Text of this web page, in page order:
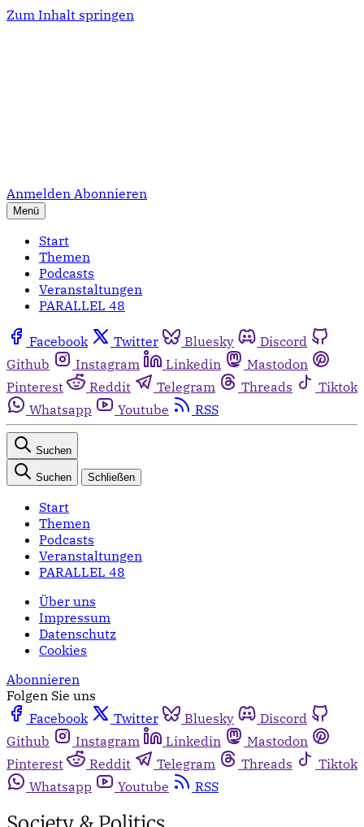
Zum Inhalt springen
Anmelden Abonnieren
Menü
Start
Themen
Podcasts
Veranstaltungen
PARALLEL 48
Facebook Twitter Bluesky
Discord
Github
Instagram Linkedin
Mastodon
Pinterest
Reddit Telegram Threads
Tiktok
Whatsapp
Youtube RSS
Suchen
Suchen Schließen
Start
Themen
Podcasts
Veranstaltungen
PARALLEL 48
Über uns
Impressum
Datenschutz
Cookies
Abonnieren
Folgen Sie uns
Facebook
Twitter Bluesky
Discord
Github
Instagram Linkedin
Mastodon
Pinterest
Reddit Telegram Threads
Tiktok
Whatsapp
Youtube RSS